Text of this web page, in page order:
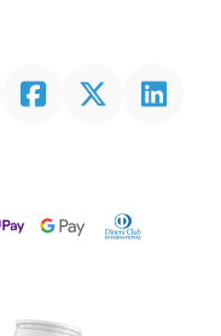
FacebookTwitter Linkedin
Google PayDiners Club